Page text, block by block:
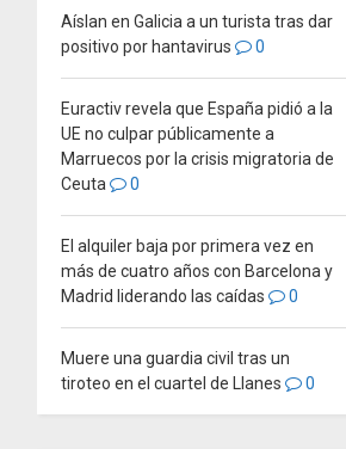
Aíslan en Galicia a un turista tras dar
positivo por hantavirus
0
Euractiv revela que España pidió a la
UE no culpar públicamente a
Marruecos por la crisis migratoria de
Ceuta
0
El alquiler baja por primera vez en
más de cuatro años con Barcelona y
Madrid liderando las caídas
0
Muere una guardia civil tras un
tiroteo en el cuartel de Llanes
0